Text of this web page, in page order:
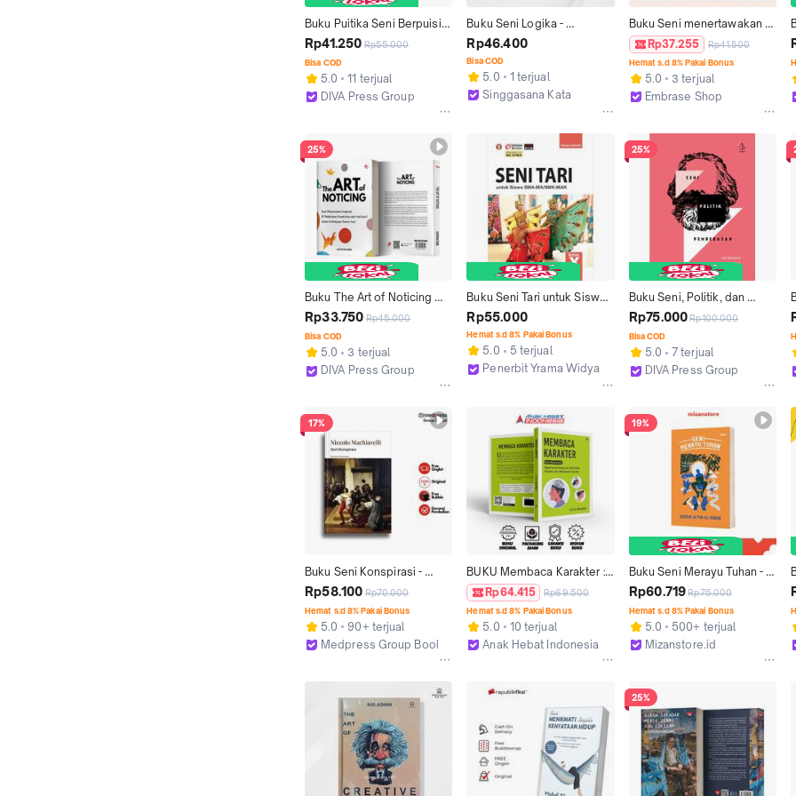
Buku Puitika Seni Berpuisi
2025 - Aristoteles -
Basabasi
Rp41.250 Rp55.000
Bisa COD
5.0
11 terjual
DIVA Press Group
Buku Seni Logika -
Muhammad Nur Ibrahimi -
Ircisod
Rp46.400
Bisa COD
5.0
1 terjual
Singgasana Kata
Buku Seni menertawakan
beban hidup - Embrase
Rp37.255 Rp41.500
Hemat s.d 8% Pakai Bonus
5.0
3 terjual
Embrase Shop
25%
Buku The Art of Noticing
(Seni Menemukan Inspirasi
dan Melakukan Kreativitas
dari Hal Kecil dalam
Kehidupan Sehari-hari) -
Lathifah Edib - DIVA Press
Rp33.750 Rp45.000
Bisa COD
5.0
3 terjual
DIVA Press Group
Buku Seni Tari untuk Siswa
SMA-MA/SMK-MAK Kelas X
Rp55.000
Hemat s.d 8% Pakai Bonus
5.0
5 terjual
Penerbit Yrama Widya Official
25%
Buku Seni, Politik, dan
Pembebasan - Ircisod
Rp75.000Rp100.000
Bisa COD
5.0
7 terjual
DIVA Press Group
17%
Buku Seni Konspirasi -
Niccolo Machiavelli
Rp58.100 Rp70.000
Hemat s.d 8% Pakai Bonus
5.0
90+ terjual
Medpress Group Bookshop
BUKU Membaca Karakter :
Seni Memahami Bagaimana
Orang Lain Bertindak,
Berpikir, dan Merespons
Sesuatu -Hasna Wijayati
Rp64.415 Rp69.500
Hemat s.d 8% Pakai Bonus
5.0
10 terjual
Anak Hebat Indonesia
19%
Buku Seni Merayu Tuhan -
MIZAN
Rp60.719Rp75.000
Hemat s.d 8% Pakai Bonus
5.0
500+ terjual
Mizanstore.id
25%